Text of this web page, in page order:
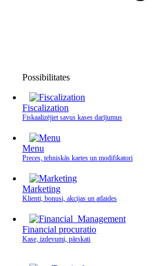
Possibilitates
Fiscalization
Fiskaalizējiet savus kases darījumus
Menu
Preces, tehniskās kartes un modifikatori
Marketing
Klienti, bonusi, akcijas un atlaides
Financial procuratio
Kase, izdevumi, pārskati